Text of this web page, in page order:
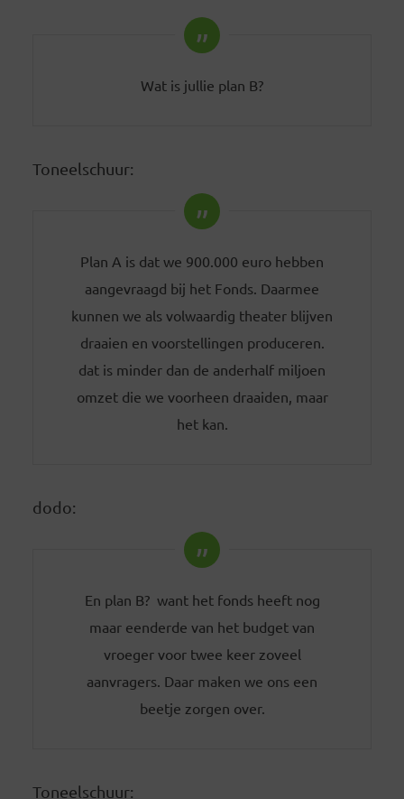
Wat is jullie plan B?
Toneelschuur:
Plan A is dat we 900.000 euro hebben
aangevraagd bij het Fonds. Daarmee
kunnen we als volwaardig theater blijven
draaien en voorstellingen produceren.
dat is minder dan de anderhalf miljoen
omzet die we voorheen draaiden, maar
het kan.
dodo:
En plan B? want het fonds heeft nog
maar eenderde van het budget van
vroeger voor twee keer zoveel
aanvragers. Daar maken we ons een
beetje zorgen over.
Toneelschuur: